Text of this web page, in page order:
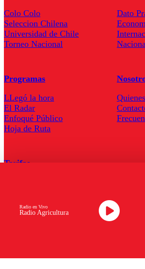
Radio Agricultura
Radio en Vivo
Colo Colo
Seleccion Chilena
Universidad de Chile
Torneo Nacional
Dato
Programas
LLegó la hora
El Radar
Enfoqué Público
Hoja de Ruta
Tarifas
Descarga la